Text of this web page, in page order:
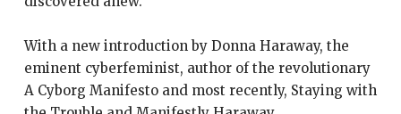
With a new introduction by Donna Haraway, the
eminent cyberfeminist, author of the revolutionary
A Cyborg Manifesto and most recently, Staying with